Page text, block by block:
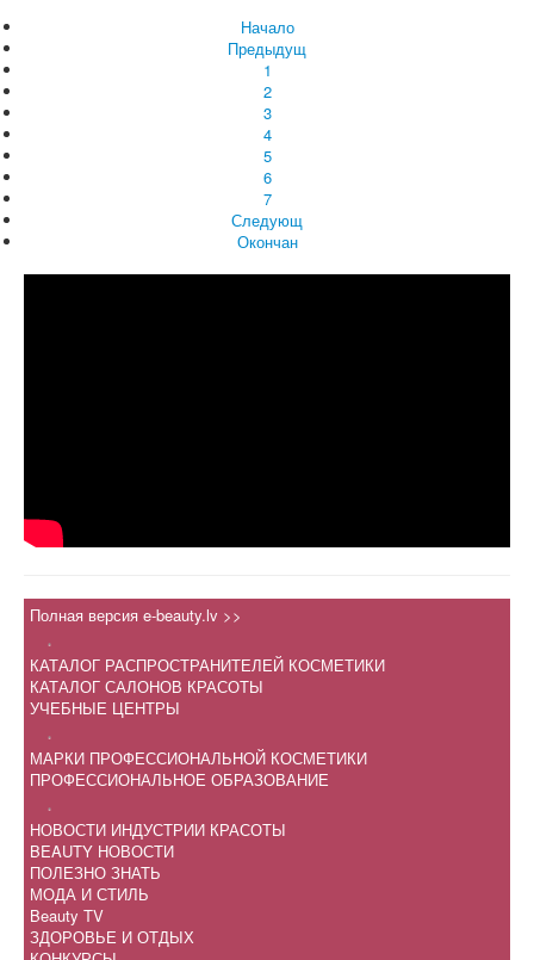
Начало
Предыдущ
1
2
3
4
5
6
7
Следующ
Окончан
Полная версия e-beauty.lv >>
.
КАТАЛОГ РАСПРОСТРАНИТЕЛЕЙ КОСМЕТИКИ
КАТАЛОГ САЛОНОВ КРАСОТЫ
УЧЕБНЫЕ ЦЕНТРЫ
.
МАРКИ ПРОФЕССИОНАЛЬНОЙ КОСМЕТИКИ
ПРОФЕССИОНАЛЬНОЕ ОБРАЗОВАНИЕ
.
НОВОСТИ ИНДУСТРИИ КРАСОТЫ
BEAUTY НОВОСТИ
ПОЛЕЗНО ЗНАТЬ
МОДА И СТИЛЬ
Beauty TV
ЗДОРОВЬЕ И ОТДЫХ